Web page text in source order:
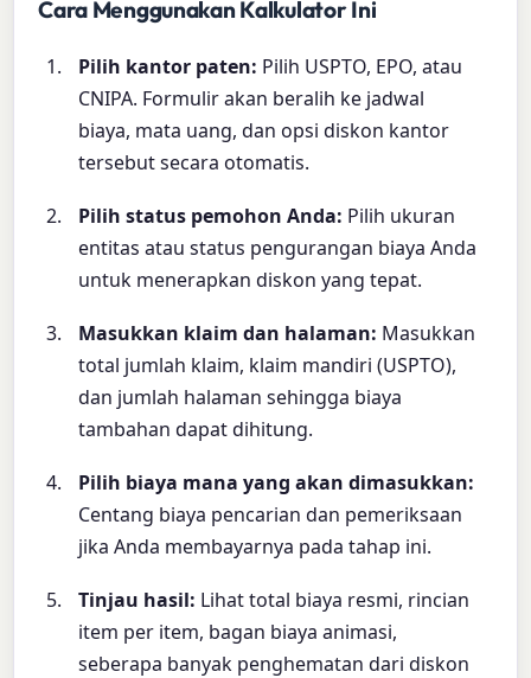
Cara Menggunakan Kalkulator Ini
Pilih kantor paten: Pilih USPTO, EPO, atau
CNIPA. Formulir akan beralih ke jadwal
biaya, mata uang, dan opsi diskon kantor
tersebut secara otomatis.
Pilih status pemohon Anda: Pilih ukuran
entitas atau status pengurangan biaya Anda
untuk menerapkan diskon yang tepat.
Masukkan klaim dan halaman: Masukkan
total jumlah klaim, klaim mandiri (USPTO),
dan jumlah halaman sehingga biaya
tambahan dapat dihitung.
Pilih biaya mana yang akan dimasukkan:
Centang biaya pencarian dan pemeriksaan
jika Anda membayarnya pada tahap ini.
Tinjau hasil: Lihat total biaya resmi, rincian
item per item, bagan biaya animasi,
seberapa banyak penghematan dari diskon